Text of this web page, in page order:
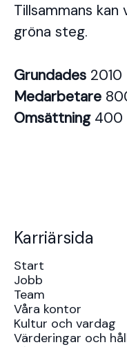
Tillsammans
gröna steg.
Grundades 2010
Medarbetare
Omsättning 400
Karriärsida
Start
Jobb
Team
Våra kontor
Kultur och vardag
Värderingar och